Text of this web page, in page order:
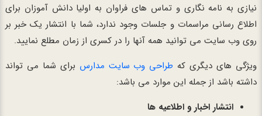
نیازی به نامه نگاری و تماس های فراوان به اولیا دانش آموزان برای
اطلاع رسانی مراسمات و جلسات وجود ندارد، شما با انتشار یک خبر بر
روی وب سایت می توانید همه آنها را در کسری از زمان مطلع نمایید.
ویژگی های دیگری که طراحی وب سایت مدارس برای شما می تواند
داشته باشد از جمله این موارد می باشد:
انتشار اخبار و اطلاعیه ها